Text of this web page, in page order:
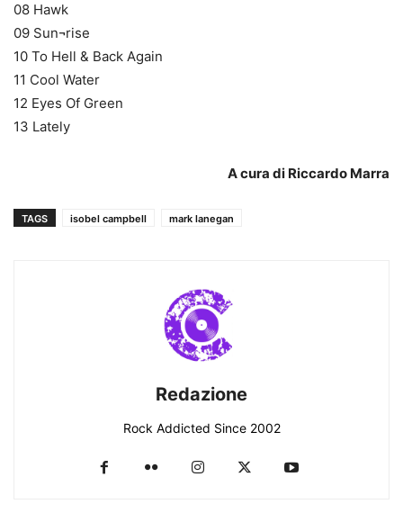
08 Hawk
09 Sun¬rise
10 To Hell & Back Again
11 Cool Water
12 Eyes Of Green
13 Lately
A cura di Riccardo Marra
TAGS isobel campbell mark lanegan
Redazione
Rock Addicted Since 2002